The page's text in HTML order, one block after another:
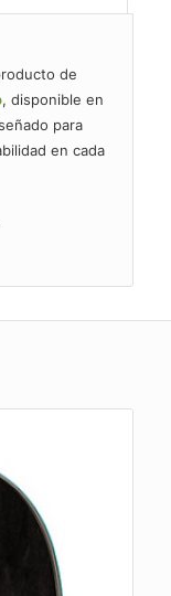
de
, disponible en
para
en cada